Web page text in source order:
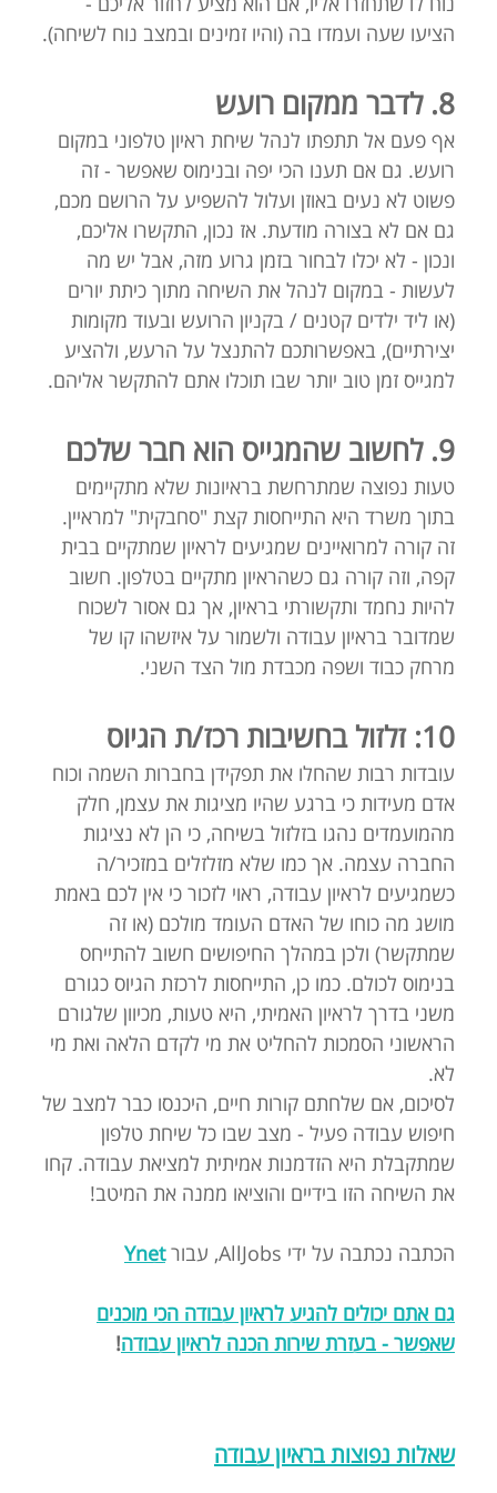
הציעו שעה ועמדו בה (והיו זמינים ובמצב נוח לשיחה).
8. לדבר ממקום רועש
אף פעם אל תתפתו לנהל שיחת ראיון טלפוני במקום
רועש. גם אם תענו הכי יפה ובנימוס שאפשר - זה
פשוט לא נעים באוזן ועלול להשפיע על הרושם מכם,
גם אם לא בצורה מודעת. אז נכון, התקשרו אליכם,
ונכון - לא יכלו לבחור בזמן גרוע מזה, אבל יש מה
לעשות - במקום לנהל את השיחה מתוך כיתת יורים
(או ליד ילדים קטנים / בקניון הרועש ובעוד מקומות
יצירתיים), באפשרותכם להתנצל על הרעש, ולהציע
למגייס זמן טוב יותר שבו תוכלו אתם להתקשר אליהם.
9. לחשוב שהמגייס הוא חבר שלכם
טעות נפוצה שמתרחשת בראיונות שלא מתקיימים
בתוך משרד היא התייחסות קצת "סחבקית" למראיין.
זה קורה למרואיינים שמגיעים לראיון שמתקיים בבית
קפה, וזה קורה גם כשהראיון מתקיים בטלפון. חשוב
להיות נחמד ותקשורתי בראיון, אך גם אסור לשכוח
שמדובר בראיון עבודה ולשמור על איזשהו קו של
מרחק כבוד ושפה מכבדת מול הצד השני.
10: זלזול בחשיבות רכז/ת הגיוס
עובדות רבות שהחלו את תפקידן בחברות השמה וכוח
אדם מעידות כי ברגע שהיו מציגות את עצמן, חלק
מהמועמדים נהגו בזלזול בשיחה, כי הן לא נציגות
החברה עצמה. אך כמו שלא מזלזלים במזכיר/ה
כשמגיעים לראיון עבודה, ראוי לזכור כי אין לכם באמת
מושג מה כוחו של האדם העומד מולכם (או זה
שמתקשר) ולכן במהלך החיפושים חשוב להתייחס
בנימוס לכולם. כמו כן, התייחסות לרכזת הגיוס כגורם
משני בדרך לראיון האמיתי, היא טעות, מכיוון שלגורם
הראשוני הסמכות להחליט את מי לקדם הלאה ואת מי
לא.
לסיכום, אם שלחתם קורות חיים, היכנסו כבר למצב של
חיפוש עבודה פעיל - מצב שבו כל שיחת טלפון
שמתקבלת היא הזדמנות אמיתית למציאת עבודה. קחו
את השיחה הזו בידיים והוציאו ממנה את המיטב!
הכתבה נכתבה על ידי AllJobs, עבור Ynet
גם אתם יכולים להגיע לראיון עבודה הכי מוכנים
שאפשר - בעזרת שירות הכנה לראיון עבודה!
שאלות נפוצות בראיון עבודה